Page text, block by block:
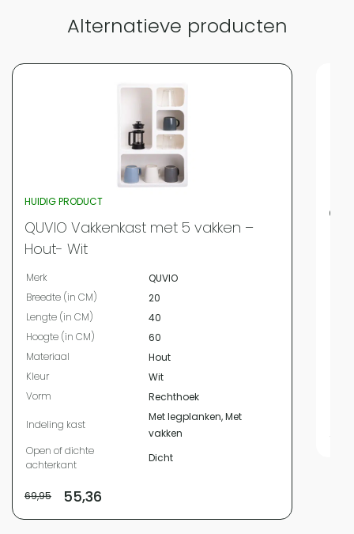
Alternatieve producten
HUIDIG PRODUCT
QUVIO Vakkenkast met 5 vakken –
Hout- Wit
Merk
QUVIO
Breedte (in CM)
20
Lengte (in CM)
40
Hoogte (in CM)
60
Materiaal
Hout
Kleur
Wit
Vorm
Rechthoek
Indeling kast
Met legplanken, Met
vakken
Open of dichte
achterkant
Dicht
69,95 55,36